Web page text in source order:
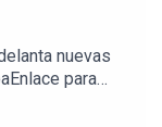
nuevas
para